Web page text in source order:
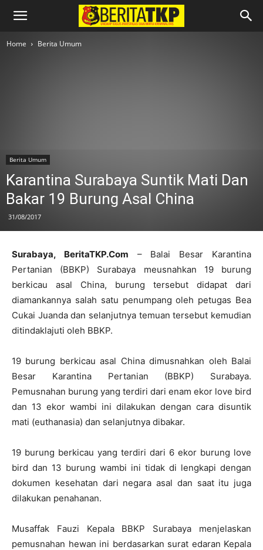
Home Berita Umum
Berita Umum
Karantina Surabaya Suntik Mati Dan
Bakar 19 Burung Asal China
31/08/2017
Surabaya, BeritaTKP.Com – Balai Besar Karantina
Pertanian (BBKP) Surabaya meusnahkan 19 burung
berkicau asal China, burung tersebut didapat dari
diamankannya salah satu penumpang oleh petugas Bea
Cukai Juanda dan selanjutnya temuan tersebut kemudian
ditindaklajuti oleh BBKP.
19 burung berkicau asal China dimusnahkan oleh Balai
Besar Karantina Pertanian (BBKP) Surabaya.
Pemusnahan burung yang terdiri dari enam ekor love bird
dan 13 ekor wambi ini dilakukan dengan cara disuntik
mati (euthanasia) dan selanjutnya dibakar.
19 burung berkicau yang terdiri dari 6 ekor burung love
bird dan 13 burung wambi ini tidak di lengkapi dengan
dokumen kesehatan dari negara asal dan saat itu juga
dilakukan penahanan.
Musaffak Fauzi Kepala BBKP Surabaya menjelaskan
pemusnahan hewan ini berdasarkan surat edaran Kepala